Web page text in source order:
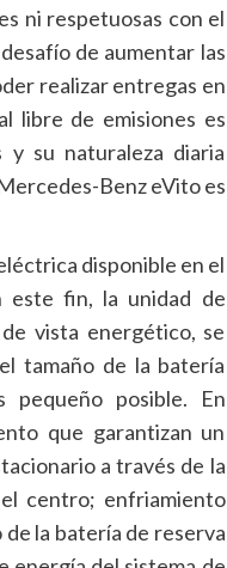
ni respetuosas con el
de aumentar las
realizar entregas en
libre de emisiones es
su naturaleza diaria
Benz eVito es
disponible en el
este fin, la unidad de
vista energético, se
tamaño de la batería
pequeño posible. En
que garantizan un
a través de la
centro; enfriamiento
la batería de reserva